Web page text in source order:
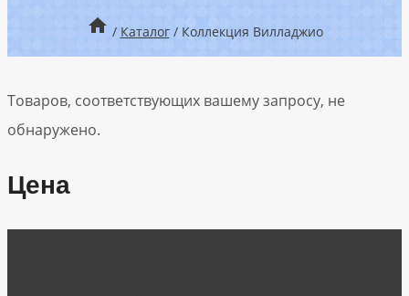
/ Каталог / Коллекция Вилладжио
Товаров, соответствующих вашему запросу, не
обнаружено.
Цена